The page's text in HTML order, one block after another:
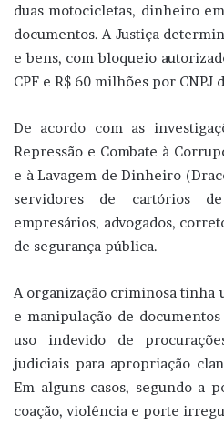
duas motocicletas, dinheiro
documentos. A Justiça
e bens, com bloqueio
CPF e R$ 60 milhões por CNPJ
De acordo com as
Repressão e Combate à
e à Lavagem de Dinheiro
servidores de cartórios
empresários, advogados,
de segurança pública.
A organização criminosa tinha
e manipulação de
uso indevido de
judiciais para apropriação
Em alguns casos, segundo a
coação, violência e porte